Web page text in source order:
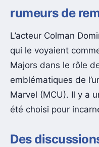
rumeurs de
L’acteur Colman
qui le voyaient
Majors dans le rôle
emblématiques de
Marvel (MCU). Il y a
été choisi pour
Des